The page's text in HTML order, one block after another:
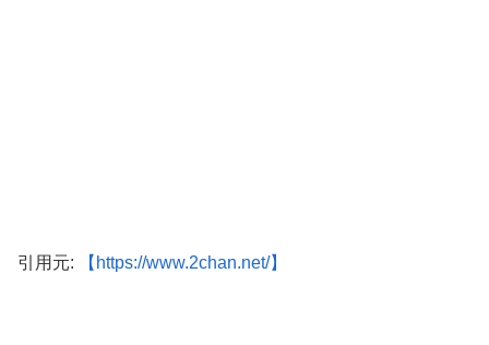
引用元: 【https://www.2chan.net/】